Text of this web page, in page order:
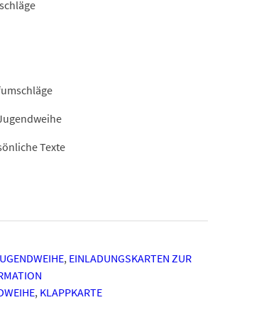
Texte
, EINLADUNGSKARTEN ZUR
, KLAPPKARTE